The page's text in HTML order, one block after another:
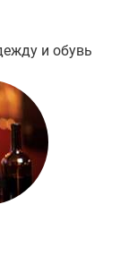
и обувь